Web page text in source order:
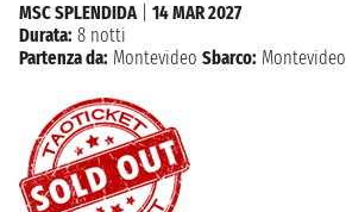
MSC SPLENDIDA| 14 MAR 2027
Durata: 8 notti
Partenza da: Montevideo Sbarco: Montevideo